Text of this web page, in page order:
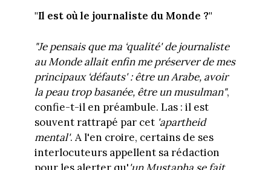
"Il est où le journaliste du Monde ?"
"Je pensais que ma ‘qualité' de journaliste
au Monde allait enfin me préserver de mes
principaux ‘défauts' : être un Arabe, avoir
la peau trop basanée, être un musulman",
confie-t-il en préambule. Las : il est
souvent rattrapé par cet'apartheid
mental'. A l'en croire, certains de ses
interlocuteurs appellent sa rédaction
pour les alerter qu''un Mustapha se fait